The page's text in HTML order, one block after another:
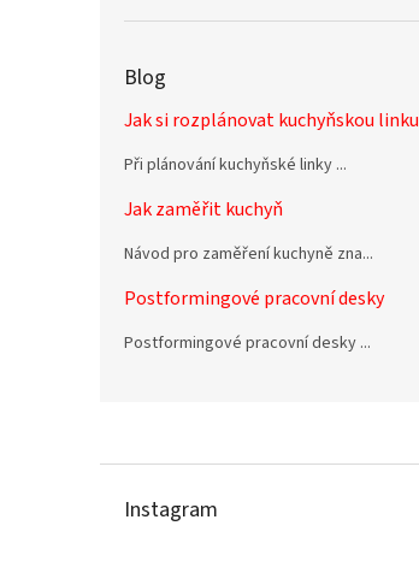
Blog
Jak si rozplánovat kuchyňskou linku
Při plánování kuchyňské linky ...
Jak zaměřit kuchyň
Návod pro zaměření kuchyně zna...
Postformingové pracovní desky
Postformingové pracovní desky ...
Instagram